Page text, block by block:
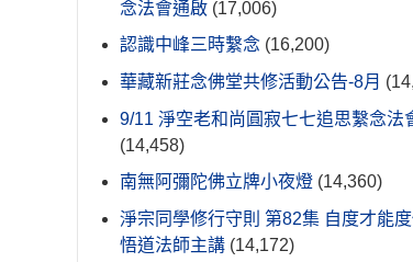
念法會通啟 (17,006)
認識中峰三時繫念 (16,200)
華藏新莊念佛堂共修活動公告-8月
9/11 淨空老和尚圓寂七七追思繫念法
(14,458)
南無阿彌陀佛立牌小夜燈 (14,360)
淨宗同學修行守則 第82集 自度才能度
悟道法師主講 (14,172)